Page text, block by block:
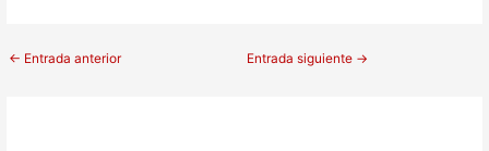
← Entrada anterior Entrada siguiente →